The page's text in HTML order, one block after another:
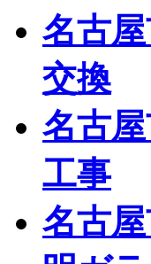
名古
交換
名古
工事
名古